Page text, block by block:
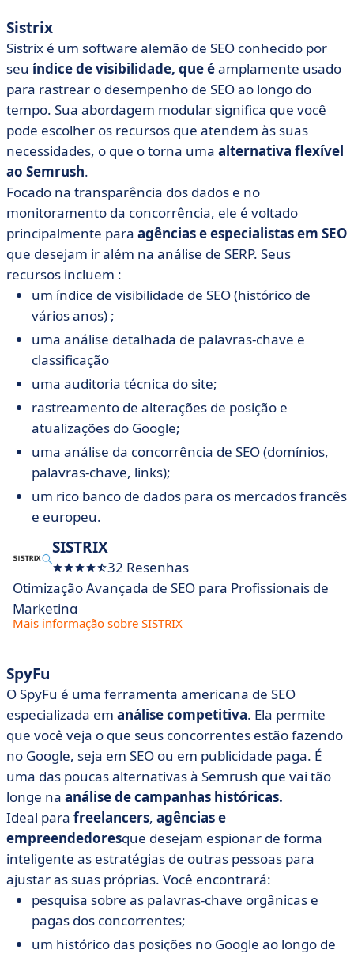
Sistrix
Sistrix é um software alemão de SEO conhecido por
seu índice de visibilidade, que éamplamente usado
para rastrear o desempenho de SEO ao longo do
tempo. Sua abordagem modular significa que você
pode escolher os recursos que atendem às suas
necessidades, o que o torna uma alternativa flexível
ao Semrush.
Focado na transparência dos dados e no
monitoramento da concorrência, ele é voltado
principalmente para agências e especialistas em SEO
que desejam ir além na análise de SERP. Seus
recursos incluem :
um índice de visibilidade de SEO (histórico de
vários anos) ;
uma análise detalhada de palavras-chave e
classificação
uma auditoria técnica do site;
rastreamento de alterações de posição e
atualizações do Google;
uma análise da concorrência de SEO (domínios,
palavras-chave, links);
um rico banco de dados para os mercados francês
e europeu.
SISTRIX
32 Resenhas
Otimização Avançada de SEO para Profissionais de
Marketing
Mais informação sobre SISTRIX
SpyFu
O SpyFu é uma ferramenta americana de SEO
especializada em análise competitiva. Ela permite
que você veja o que seus concorrentes estão fazendo
no Google, seja em SEO ou em publicidade paga. É
uma das poucas alternativas à Semrush que vai tão
longe na análise de campanhas históricas.
Ideal para freelancers, agências e
empreendedoresque desejam espionar de forma
inteligente as estratégias de outras pessoas para
ajustar as suas próprias. Você encontrará:
pesquisa sobre as palavras-chave orgânicas e
pagas dos concorrentes;
um histórico das posições no Google ao longo de